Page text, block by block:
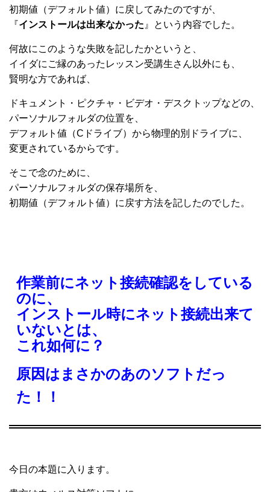
初期値（デフォルト値）に戻してみたのですが、
『インストールは出来なかった 』という内容でした。
何故にこのような失敗を記したかというと、
イイダにご縁のあったレッスン受講生さん以外にも、
賢明な方であれば、
ドキュメント・ピクチャ・ビデオ・デスクトップなどの、
パーソナルフォルダの位置を、
デフォルト値（Cドライブ）から物理的別ドライブに、
変更されているからです。
そこで念のために、
パーソナルフォルダの保存場所を、
初期値（デフォルト値）に戻す方法を記したのでした。
作業前にネット接続確認をしている
のに、
インストール時にネット接続出来て
いないとは、
これ如何に？
原因はまさかのあのソフトだっ
た！！
今日の本題に入ります。